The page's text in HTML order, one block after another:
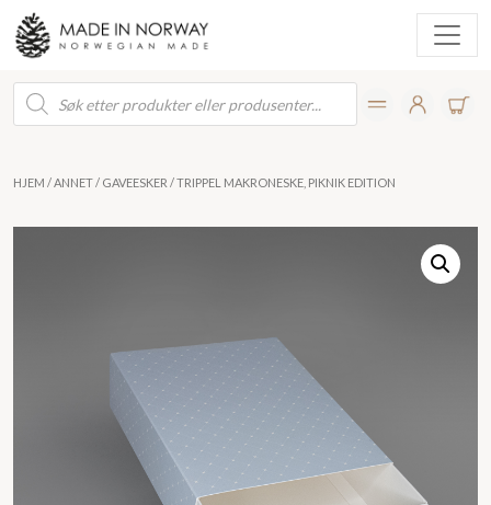
Products
search
HJEM /ANNET/ GAVEESKER / TRIPPEL MAKRONESKE, PIKNIK EDITION